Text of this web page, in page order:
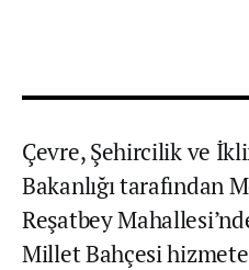
Çevre, Şehircilik ve
Bakanlığı tarafından
Reşatbey
Millet Bahçesi hizmete